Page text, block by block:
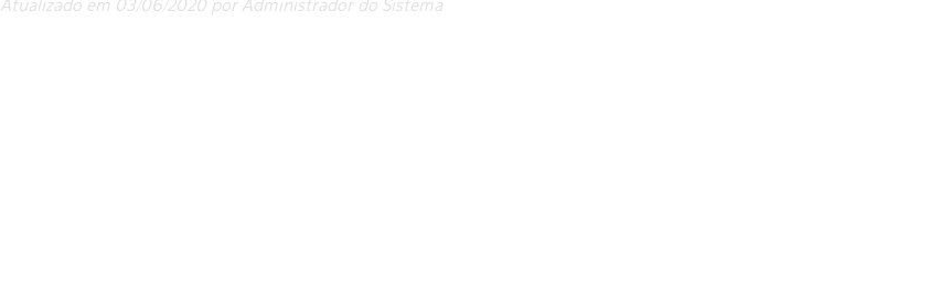
Atualizado em 03/06/2020 por Administrador do Sistema